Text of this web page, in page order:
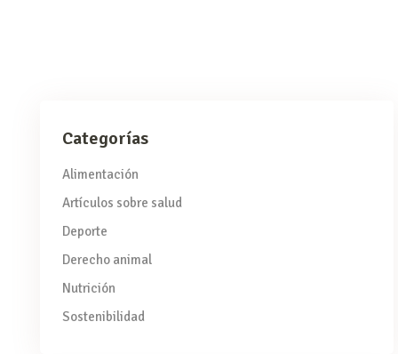
Categorías
Alimentación
Artículos sobre salud
Deporte
Derecho animal
Nutrición
Sostenibilidad